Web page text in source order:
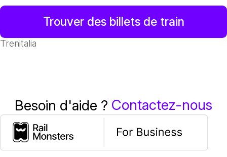
Trouver des billets de train
Trenitalia
Besoin d'aide ? Contactez-nous